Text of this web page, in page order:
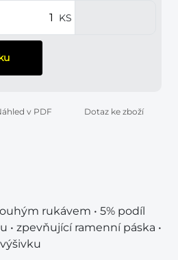
KS
v PDF Dotaz ke zboží
rukávem • 5% podíl
• zpevňující ramenní páska •